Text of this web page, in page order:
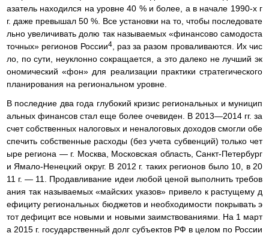
азатель находился на уровне 40 % и более, а в начале 1990-х г
г. даже превышал 50 %. Все установки на то, чтобы последовате
льно увеличивать долю так называемых «финансово самодоста
точных» регионов России4, раз за разом проваливаются. Их чис
ло, по сути, неуклонно сокращается, а это далеко не лучший эк
ономический «фон» для реализации практики стратегического
планирования на региональном уровне.
В последние два года глубокий кризис региональных и муницип
альных финансов стал еще более очевиден. В 2013—2014 гг. за
счет собственных налоговых и неналоговых доходов смогли обе
спечить собственные расходы (без учета субвенций) только чет
ыре региона — г. Москва, Московская область, Санкт-Петербург
и Ямало-Ненецкий округ. В 2012 г. таких регионов было 10, в 20
11 г. — 11. Продавливание идеи любой ценой выполнить требов
ания так называемых «майских указов» привело к растущему д
ефициту региональных бюджетов и необходимости покрывать э
тот дефицит все новыми и новыми заимствованиями. На 1 март
а 2015 г. государственный долг субъектов РФ в целом по России